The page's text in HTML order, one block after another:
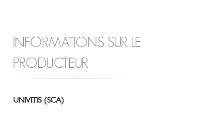
INFORMATIONS SUR LE
PRODUCTEUR
UNIVITIS (SCA)